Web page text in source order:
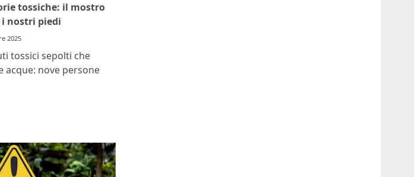
tossiche: il mostro
i nostri piedi
2025
tossici sepolti che
nove persone